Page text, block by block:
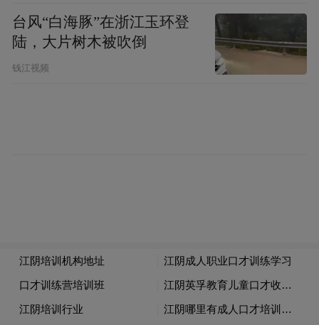
作为享誉世界的作曲家，陈其钢因担任2008
年北京奥运会开幕式音乐总监，并创作北京
台风“白海豚”在浙江玉环登
陆，大片树木被吹倒
钱江视频